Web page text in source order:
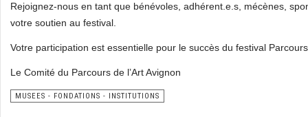
Rejoignez-nous en tant que bénévoles, adhérent.e.s, mécènes,
votre soutien au festival.
Votre participation est essentielle pour le succès du festival
Le Comité du Parcours de l’Art Avignon
MUSEES - FONDATIONS - INSTITUTIONS